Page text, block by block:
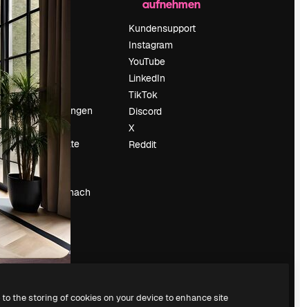
Preise
Über uns
Reviews
Karriere
Suchtrends
Blog
Veranstaltungen
Slidesgo
Deine Inhalte
verkaufen
Pressesaal
Suchst du nach
magnific.ai
aufnehmen
Kundensupport
Instagram
YouTube
LinkedIn
TikTok
Discord
X
Reddit
the storing of cookies on your device to enhance site